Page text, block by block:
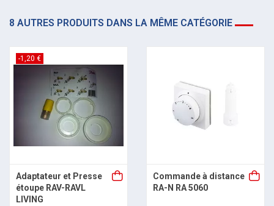
8 AUTRES PRODUITS DANS LA MÊME CATÉGORIE
-1,20 €
Adaptateur et Presse
étoupe RAV-RAVL
LIVING
Commande à distance
RA-N RA 5060